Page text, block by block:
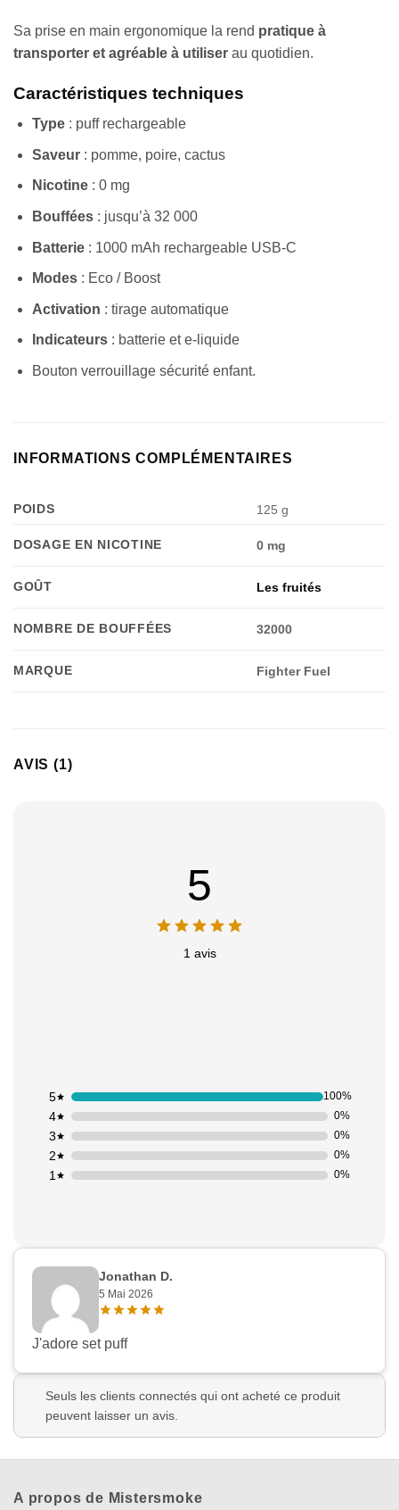
Sa prise en main ergonomique la rend pratique à
transporter et agréable à utiliser au quotidien.
Caractéristiques techniques
Type: puff rechargeable
Saveur: pomme, poire, cactus
Nicotine: 0 mg
Bouffées: jusqu’à 32 000
Batterie: 1000 mAh rechargeable USB-C
Modes: Eco / Boost
Activation : tirage automatique
Indicateurs: batterie et e-liquide
Bouton verrouillage sécurité enfant.
INFORMATIONS COMPLÉMENTAIRES
POIDS 125 g
DOSAGE EN NICOTINE 0 mg
GOÛT Les fruités
NOMBRE DE BOUFFÉES 32000
MARQUE Fighter Fuel
AVIS (1)
5
1 avis
1 0%
2 0%
3 0%
4 0%
5 100%
Jonathan D.
5 Mai 2026
J'adore set puff
Seuls les clients connectés qui ont acheté ce produit
peuvent laisser un avis.
A propos de Mistersmoke